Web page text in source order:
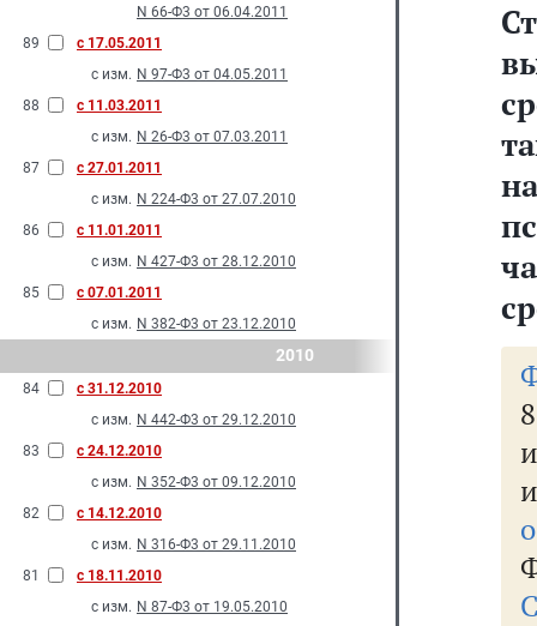
N 66-Ф3 от 06.04.2011
89
с 17.05.2011
с изм. N 97-Ф3 от 04.05.2011
88
с 11.03.2011
с изм. N 26-Ф3 от 07.03.2011
87
с 27.01.2011
с изм. N 224-Ф3 от 27.07.2010
86
с 11.01.2011
с изм. N 427-Ф3 от 28.12.2010
85
с 07.01.2011
с изм. N 382-Ф3 от 23.12.2010
2010
84
с 31.12.2010
с изм. N 442-Ф3 от 29.12.2010
83
с 24.12.2010
с изм. N 352-Ф3 от 09.12.2010
82
с 14.12.2010
с изм. N 316-Ф3 от 29.11.2010
81
с 18.11.2010
с изм. N 87-Ф3 от 19.05.2010